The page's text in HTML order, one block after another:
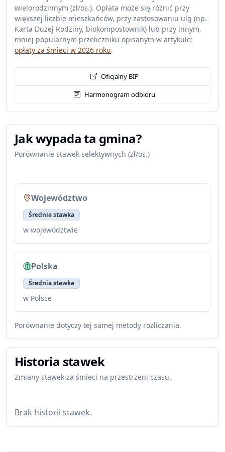
wielorodzinnym (zł/os.). Opłata może się różnić przy
większej liczbie mieszkańców, przy zastosowaniu ulg (np.
Karta Dużej Rodziny, biokompostownik) lub przy innym,
mniej popularnym przeliczniku opisanym w artykule:
opłaty za śmieci w 2026 roku.
Oficjalny BIP
Harmonogram odbioru
Jak wypada ta gmina?
Porównanie stawek selektywnych (zł/os.)
Województwo
Średnia stawka
w województwie
Polska
Średnia stawka
w Polsce
Porównanie dotyczy tej samej metody rozliczania.
Historia stawek
Zmiany stawek za śmieci na przestrzeni czasu.
Brak historii stawek.